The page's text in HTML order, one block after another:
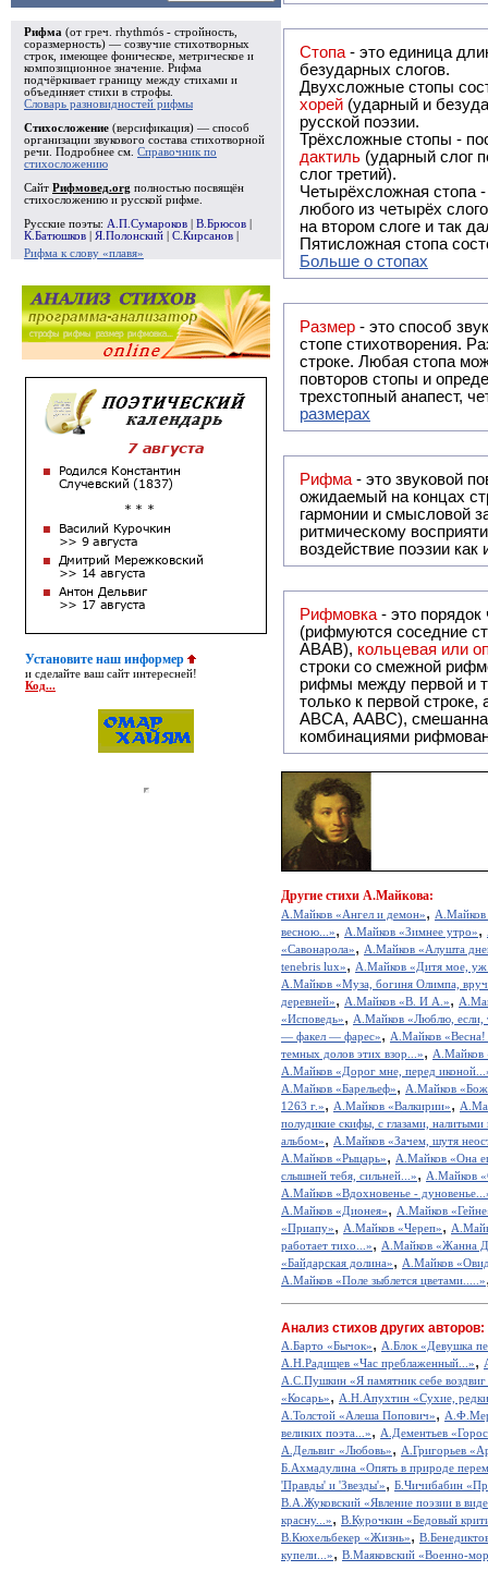
Рифма (от греч. rhythmós - стройность,
соразмерность) — созвучие стихотворных
строк, имеющее фоническое, метрическое и
композиционное значение. Рифма
подчёркивает границу между стихами и
объединяет стихи в строфы
Словарь разновидностей рифмы
Стихосложение (версификация) — способ
организации звукового состава стихотворной
речи. Подробнее см. Справочник по
стихосложению
Сайт Рифмовед.org полностью посвящён
стихосложению и русской рифме.
Русские поэты: А.П.Сумароков В.Брюсов
К.Батюшков
Я.Полонский С.Кирсанов
Рифма к слову «плавя»
Установите наш информер
и сделайте ваш сайт интересней!
Код...
Стопа - это единица
безударных слогов.
Двухсложные стопы
хорей (ударный и
русской поэзии.
Трёхсложные стопы -
дактиль (ударный слог
слог третий).
Четырёхсложная стопа
любого из четырёх
на втором слоге и так
Пятисложная стопа
Больше о стопах
Размер - это способ
стопе стихотворения.
строке. Любая стопа
повторов стопы и
трехстопный анапест,
размерах
Рифма - это звуковой повтор, традиционно используемый в поэзии и, как
ожидаемый на концах
гармонии и смысловой
ритмическому
воздействие поэзии
Рифмовка - это
(рифмуются соседние
ABAB), кольцевая или
строки со смежной
рифмы между первой и
только к первой
ABCA, AABC), смешанная или вольная рифмовка (рифмовка в сложных строфах с различными
комбинациями
Другие стихи А.Майкова:
А.Майков «Ангел и демон», А.Майков
весною...», А.Майков «Зимнее утро»,
«Савонарола», А.Майков «Алушта
tenebris lux», А.Майков «Дитя мое, уж
А.Майков «Муза, богиня Олимпа,
деревней», А.Майков «В. И А.»,
«Исповедь», А.Майков «Люблю, если,
— факел — фарес», А.Майков «Весна!
темных долов этих взор...», А.Майков
А.Майков «Дорог мне, перед
А.Майков «Барельеф», А.Майков
1263 г.», А.Майков «Валкирии»,
полудикие скифы, с глазами,
альбом», А.Майков «Зачем, шутя
А.Майков «Рыцарь», А.Майков «Она
слышней тебя, сильней...», А.Майков
А.Майков «Вдохновенье -
А.Майков «Дионея», А.Майков
«Приапу», А.Майков «Череп»,
работает тихо...», А.Майков «Жанна
«Байдарская долина», А.Майков
А.Майков «Поле зыблется цветами.....»
Анализ стихов других авторов:
А.Барто «Бычок», А.Блок «Девушка
А.Н.Радищев «Час преблаженный...»,
А.С.Пушкин «Я памятник себе
«Косарь», А.Н.Апухтин «Сухие,
А.Толстой «Алеша Попович»,
великих поэта...», А.Дементьев
А.Дельвиг «Любовь», А.Григорьев
Б.Ахмадулина «Опять в природе
'Правды' и 'Звезды'», Б.Чичибабин
В.А.Жуковский «Явление поэзии в
красну...», В.Курочкин «Бедовый
В.Кюхельбекер «Жизнь»,
купели...», В.Маяковский «Военно-